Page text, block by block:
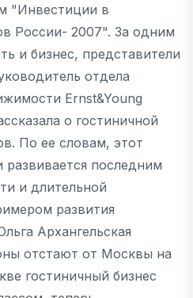
"Инвестиции в
России- 2007". За одним
и бизнес, представители
отдела
Ernst&Young
о гостиничной
По ее словам, этот
последним
и длительной
развития
Архангельская
отстают от Москвы на
гостиничный бизнес